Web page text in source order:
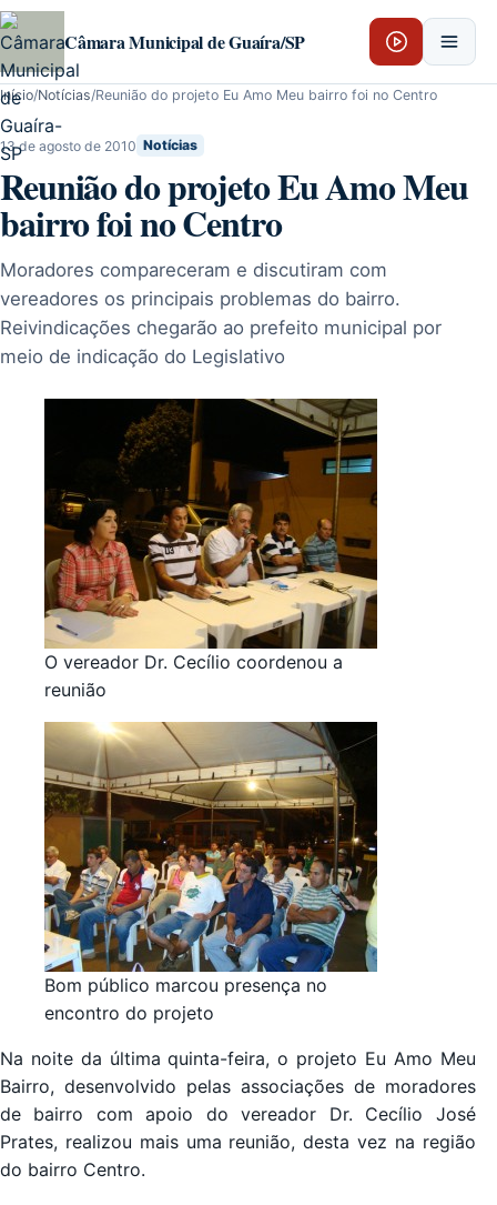
Pular para o conteúdo
Câmara Municipal de Guaíra/SP
Início/Notícias/Reunião do projeto Eu Amo Meu bairro foi no Centro
13 de agosto de 2010 Notícias
Reunião do projeto Eu Amo Meu
bairro foi no Centro
Moradores compareceram e discutiram com
vereadores os principais problemas do bairro.
Reivindicações chegarão ao prefeito municipal por
meio de indicação do Legislativo
O vereador Dr. Cecílio coordenou a
reunião
Bom público marcou presença no
encontro do projeto
Na noite da última quinta-feira, o projeto Eu Amo Meu
Bairro, desenvolvido pelas associações de moradores
de bairro com apoio do vereador Dr. Cecílio José
Prates, realizou mais uma reunião, desta vez na região
do bairro Centro.